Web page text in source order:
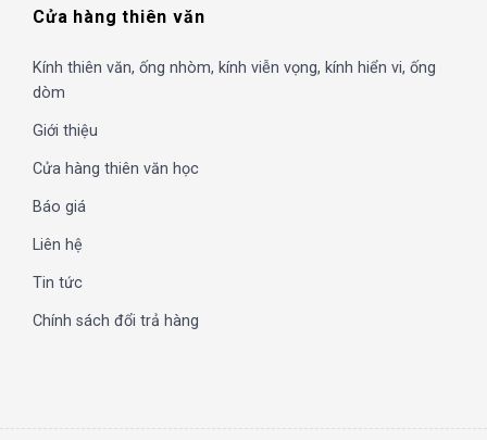
Cửa hàng thiên văn
Kính thiên văn, ống nhòm, kính viễn vọng, kính hiển vi, ống
dòm
Giới thiệu
Cửa hàng thiên văn học
Báo giá
Liên hệ
Tin tức
Chính sách đổi trả hàng